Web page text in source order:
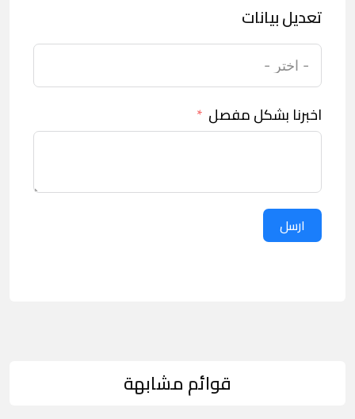
تعديل بيانات
اخبرنا بشكل مفصل
ارسل
قوائم مشابهة